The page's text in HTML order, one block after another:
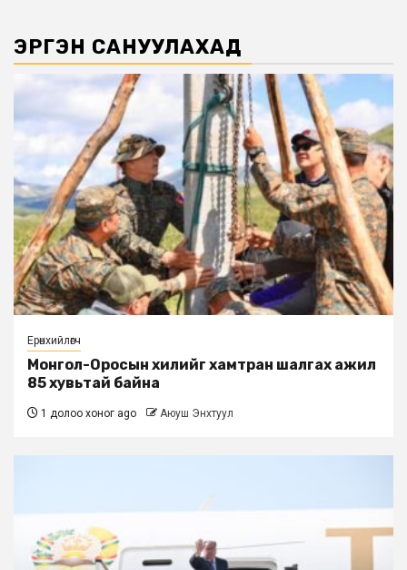
ЭРГЭН САНУУЛАХАД
Ерөнхийлөгч
Монгол-Оросын хилийг хамтран шалгах ажил
85 хувьтай байна
1 долоо хоног ago Аюуш Энхтуул